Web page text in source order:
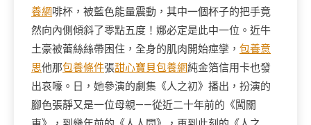
養網啡杯，被藍色能量震動，其中一個杯子的把手竟
然向內側傾斜了零點五度！娜必定是此中一位。近牛
土豪被蕾絲絲帶困住，全身的肌肉開始痙攣， 包養意
思他那包養條件張甜心寶貝包養網純金箔信用卡也發
出哀嚎。日，她參演的劇集《人之初》播出，扮演的
腳色張靜又是一位母親——從近二十年前的《闖關